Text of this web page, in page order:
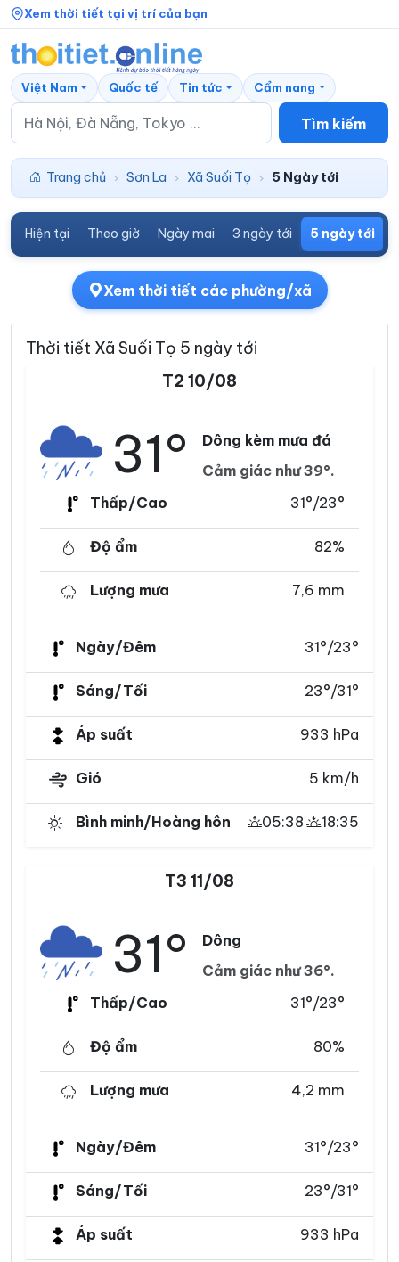
Xem thời tiết tại vị trí của bạn
Tìm kiếm
Việt Nam Quốc tế Tin tức Cẩm nang
Trang chủ › Sơn La › Xã Suối Tọ › 5 Ngày tới
Hiện tại Theo giờ Ngày mai 3 ngày tới 5 ngày tới
Xem thời tiết các phường/xã
Thời tiết Xã Suối Tọ 5 ngày tới
T2 10/08
31°
Dông kèm mưa đá
Cảm giác như 39°.
Thấp/Cao
31°/23°
Độ ẩm 82%
Lượng mưa 7,6 mm
Ngày/Đêm 31°/23°
Sáng/Tối 23°/31°
Áp suất 933 hPa
Gió 5 km/h
Bình minh/Hoàng hôn 05:38 18:35
T3 11/08
31°
Dông
Cảm giác như 36°.
Thấp/Cao
31°/23°
Độ ẩm 80%
Lượng mưa 4,2 mm
Ngày/Đêm 31°/23°
Sáng/Tối 23°/31°
Áp suất 933 hPa